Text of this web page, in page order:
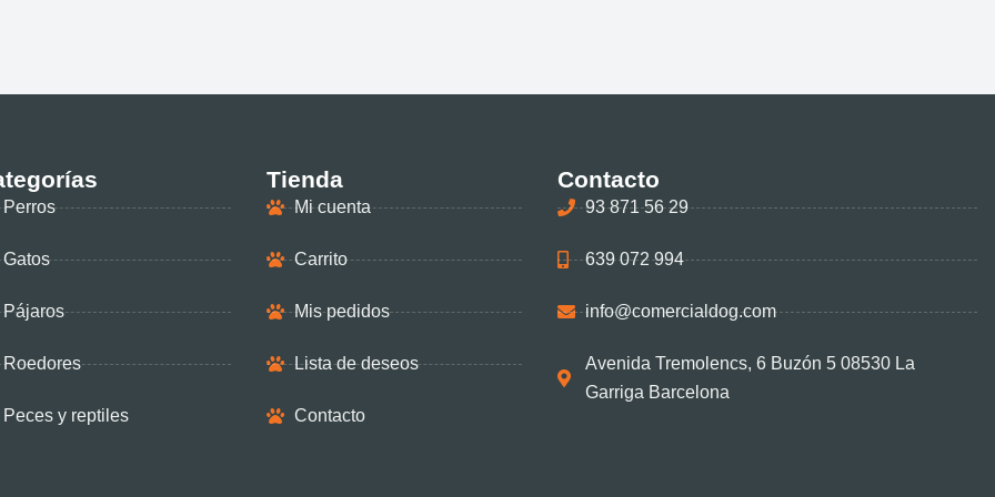
Perros
Gatos
Pájaros
Roedores
Peces y reptiles
Tienda
Mi cuenta
Carrito
Mis pedidos
Lista de deseos
Contacto
Contacto
93 871 56 29
639 072 994
info@comercialdog.com
Avenida Tremolencs, 6 Buzón 5 08530 La
Garriga Barcelona